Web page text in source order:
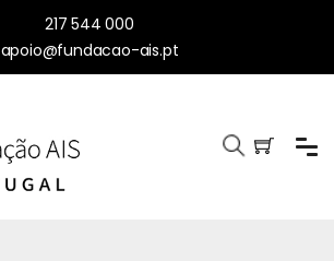
217 544 000
apoio@fundacao-ais.pt